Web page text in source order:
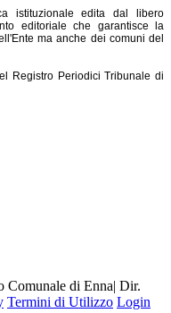
istituzionale edita dal libero
editoriale che garantisce la
ma anche dei comuni del
Registro Periodici Tribunale di
di Enna| Dir.
Termini di Utilizzo Login